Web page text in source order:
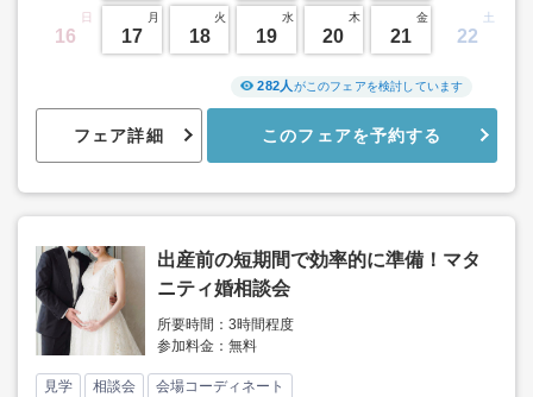
日
16
月
17
火
18
水
19
木
20
金
21
土
22
フェア詳細
282人 がこのフェアを検討しています
このフェアを予約する
出産前の短期間で効率的に準備！マタ
ニティ婚相談会
所要時間：3時間程度
参加料金：無料
見学 相談会 会場コーディネート